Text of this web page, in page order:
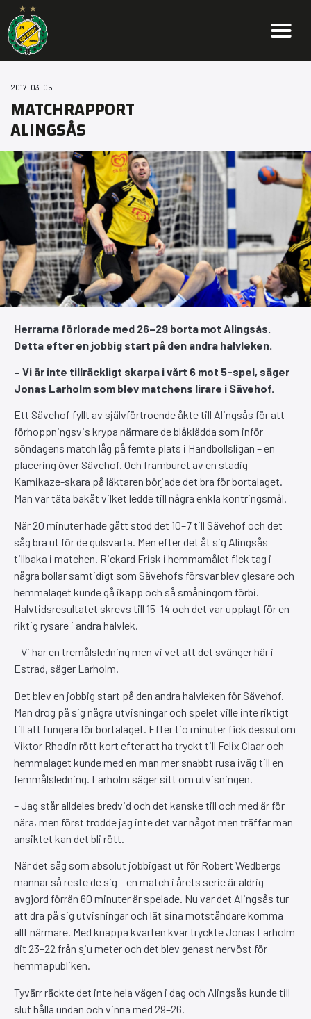
2017-03-05
MATCHRAPPORT
ALINGSÅS
Herrarna förlorade med 26–29 borta mot Alingsås.
Detta efter en jobbig start på den andra halvleken.
– Vi är inte tillräckligt skarpa i vårt 6 mot 5-spel, säger
Jonas Larholm som blev matchens lirare i Sävehof.
Ett Sävehof fyllt av självförtroende åkte till Alingsås för att
förhoppningsvis krypa närmare de blåklädda som inför
söndagens match låg på femte plats i Handbollsligan – en
placering över Sävehof. Och framburet av en stadig
Kamikaze-skara på läktaren började det bra för bortalaget.
Man var täta bakåt vilket ledde till några enkla kontringsmål.
När 20 minuter hade gått stod det 10–7 till Sävehof och det
såg bra ut för de gulsvarta. Men efter det åt sig Alingsås
tillbaka i matchen. Rickard Frisk i hemmamålet fick tag i
några bollar samtidigt som Sävehofs försvar blev glesare och
hemmalaget kunde gå ikapp och så småningom förbi.
Halvtidsresultatet skrevs till 15–14 och det var upplagt för en
riktig rysare i andra halvlek.
– Vi har en tremålsledning men vi vet att det svänger här i
Estrad, säger Larholm.
Det blev en jobbig start på den andra halvleken för Sävehof.
Man drog på sig några utvisningar och spelet ville inte riktigt
till att fungera för bortalaget. Efter tio minuter fick dessutom
Viktor Rhodin rött kort efter att ha tryckt till Felix Claar och
hemmalaget kunde med en man mer snabbt rusa iväg till en
femmålsledning. Larholm säger sitt om utvisningen.
– Jag står alldeles bredvid och det kanske till och med är för
nära, men först trodde jag inte det var något men träffar man
ansiktet kan det bli rött.
När det såg som absolut jobbigast ut för Robert Wedbergs
mannar så reste de sig – en match i årets serie är aldrig
avgjord förrän 60 minuter är spelade. Nu var det Alingsås tur
att dra på sig utvisningar och lät sina motståndare komma
allt närmare. Med knappa kvarten kvar tryckte Jonas Larholm
dit 23–22 från sju meter och det blev genast nervöst för
hemmapubliken.
Tyvärr räckte det inte hela vägen i dag och Alingsås kunde till
slut hålla undan och vinna med 29–26.